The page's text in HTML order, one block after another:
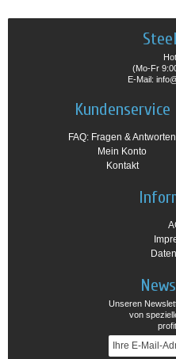
(Mo-Fr
E-Mail:
Kundenservice
FAQ: Fragen & Antworten
Mein Konto
Kontakt
Unseren
von